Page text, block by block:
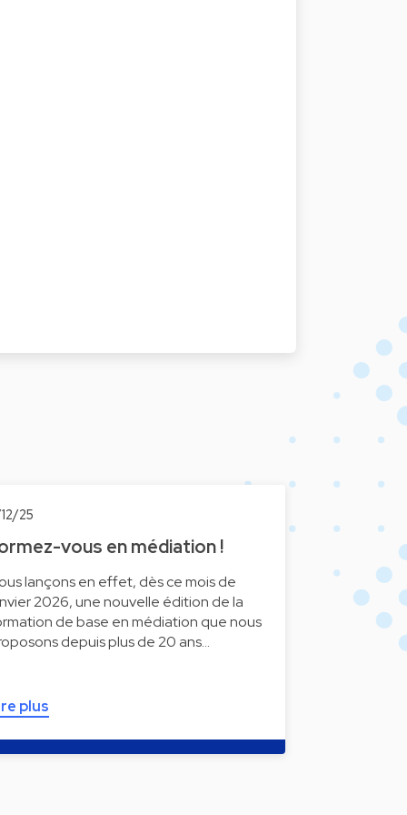
12/25
vous en médiation !
lançons en effet, dès ce mois de
2026, une nouvelle édition de la
de base en médiation que nous
depuis plus de 20 ans…
plus